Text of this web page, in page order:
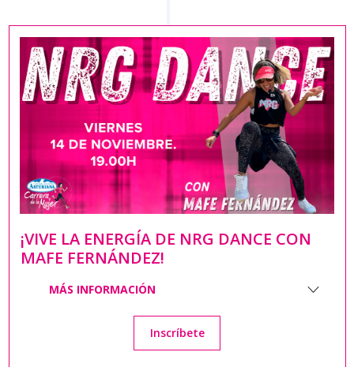
¡VIVE LA ENERGÍA DE NRG DANCE CON
MAFE FERNÁNDEZ!
MÁS INFORMACIÓN
Inscríbete